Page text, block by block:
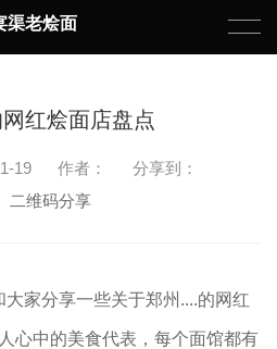
渠老烩面
红烩面店盘点
19 作者：
分享到：
二维码分享
家分享一些关于郑州....的网红
心中的美食代表，每个面馆都有